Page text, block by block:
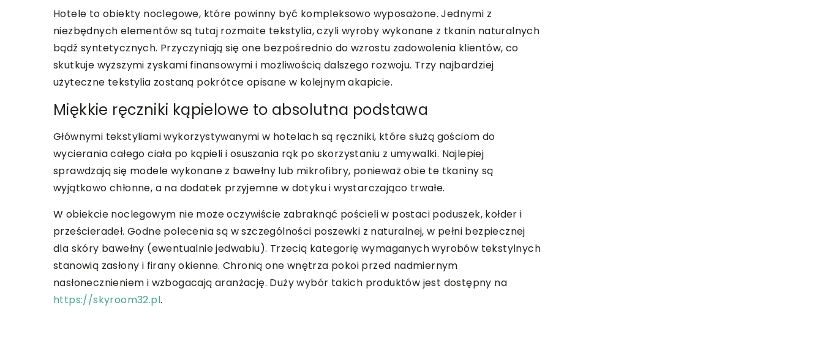
Hotele to obiekty noclegowe, które powinny być kompleksowo wyposażone. Jednymi z
niezbędnych elementów są tutaj rozmaite tekstylia, czyli wyroby wykonane z tkanin naturalnych
bądź syntetycznych. Przyczyniają się one bezpośrednio do wzrostu zadowolenia klientów, co
skutkuje wyższymi zyskami finansowymi i możliwością dalszego rozwoju. Trzy najbardziej
użyteczne tekstylia zostaną pokrótce opisane w kolejnym akapicie.
Miękkie ręczniki kąpielowe to absolutna podstawa
Głównymi tekstyliami wykorzystywanymi w hotelach są ręczniki, które służą gościom do
wycierania całego ciała po kąpieli i osuszania rąk po skorzystaniu z umywalki. Najlepiej
sprawdzają się modele wykonane z bawełny lub mikrofibry, ponieważ obie te tkaniny są
wyjątkowo chłonne, a na dodatek przyjemne w dotyku i wystarczająco trwałe.
W obiekcie noclegowym nie może oczywiście zabraknąć pościeli w postaci poduszek, kołder i
prześcieradeł. Godne polecenia są w szczególności poszewki z naturalnej, w pełni bezpiecznej
dla skóry bawełny (ewentualnie jedwabiu). Trzecią kategorię wymaganych wyrobów tekstylnych
stanowią zasłony i firany okienne. Chronią one wnętrza pokoi przed nadmiernym
nasłonecznieniem i wzbogacają aranżację. Duży wybór takich produktów jest dostępny na
https://skyroom32.pl.